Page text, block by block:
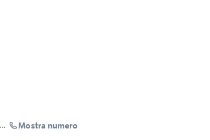
Mostra numero